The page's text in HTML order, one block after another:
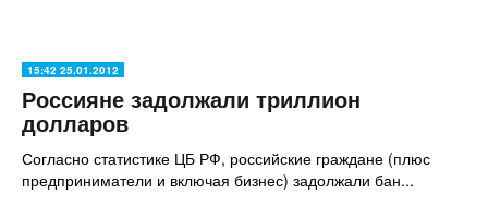
15:42 25.01.2012
Россияне задолжали триллион
долларов
Согласно статистике ЦБ РФ, российские граждане (плюс
предприниматели и включая бизнес) задолжали бан...